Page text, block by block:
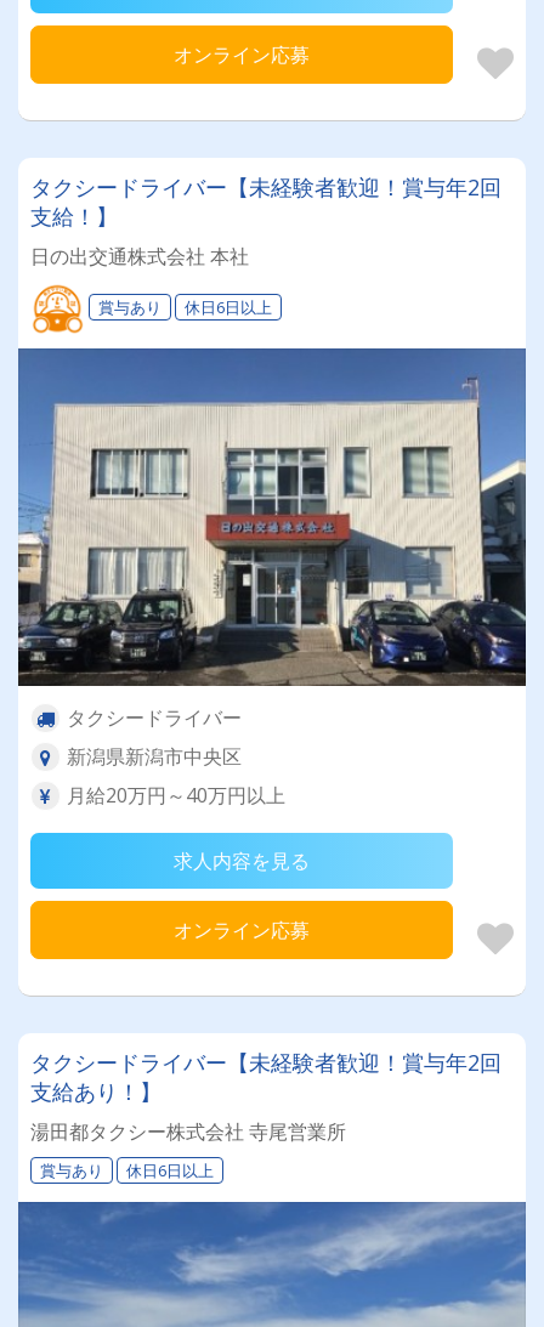
オンライン応募
タクシードライバー【未経験者歓迎！賞与年2回
支給！】
日の出交通株式会社 本社
賞与あり 休日6日以上
タクシードライバー
新潟県新潟市中央区
月給20万円～40万円以上
求人内容を見る
オンライン応募
タクシードライバー【未経験者歓迎！賞与年2回
支給あり！】
湯田都タクシー株式会社 寺尾営業所
賞与あり 休日6日以上